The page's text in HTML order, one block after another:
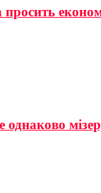
просить
однаково